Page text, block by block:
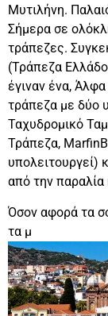
Μυτιλήνη.
Σήμερα σε
τράπεζες.
(Τράπεζα
έγιναν ένα,
τράπεζα με δύο
Ταχυδρομικό
Τράπεζα,
υπολειτουργεί)
από την παραλία
Όσον αφορά τα
τα μ